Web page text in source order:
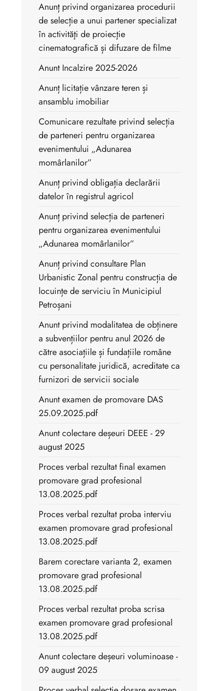
Anunț privind organizarea procedurii
de selecție a unui partener specializat
în activităţi de proiecţie
cinematografică și difuzare de filme
Anunt Incalzire 2025-2026
Anunț licitație vânzare teren și
ansamblu imobiliar
Comunicare rezultate privind selecția
de parteneri pentru organizarea
evenimentului „Adunarea
momârlanilor”
Anunț privind obligația declarării
datelor în registrul agricol
Anunț privind selecția de parteneri
pentru organizarea evenimentului
„Adunarea momârlanilor”
Anunț privind consultare Plan
Urbanistic Zonal pentru construcția de
locuințe de serviciu în Municipiul
Petroșani
Anunt privind modalitatea de obținere
a subvențiilor pentru anul 2026 de
către asociațiile și fundațiile române
cu personalitate juridică, acreditate ca
furnizori de servicii sociale
Anunt examen de promovare DAS
25.09.2025.pdf
Anunt colectare deșeuri DEEE - 29
august 2025
Proces verbal rezultat final examen
promovare grad profesional
13.08.2025.pdf
Proces verbal rezultat proba interviu
examen promovare grad profesional
13.08.2025.pdf
Barem corectare varianta 2, examen
promovare grad profesional
13.08.2025.pdf
Proces verbal rezultat proba scrisa
examen promovare grad profesional
13.08.2025.pdf
Anunt colectare deșeuri voluminoase -
09 august 2025